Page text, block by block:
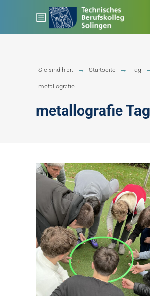
Sie sind hier: Startseite Tag
metallografie
metallografie Tag